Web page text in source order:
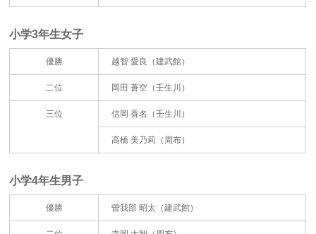
小学3年生女子
優勝 越智 愛良（建武館）
二位 岡田 蒼空（壬生川）
三位 信岡 香名（壬生川）
高橋 美乃莉（周布）
小学4年生男子
優勝 曽我部 昭太（建武館）